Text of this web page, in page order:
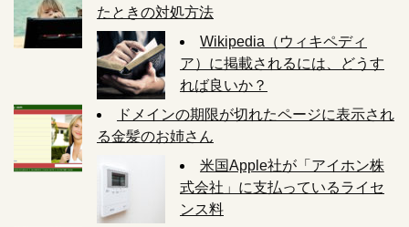
たときの対処方法
Wikipedia（ウィキペディ
ア）に掲載されるには、どうす
れば良いか？
ドメインの期限が切れたページに表示され
る金髪のお姉さん
米国Apple社が「アイホン株
式会社」に支払っているライセ
ンス料